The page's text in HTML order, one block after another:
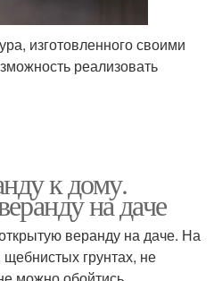
изготовленного своими
реализовать
к дому.
на даче
веранду на даче. На
грунтах, не